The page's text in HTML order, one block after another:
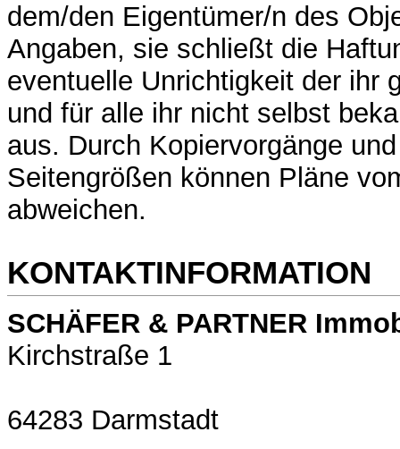
dem/den Eigentümer/n des
Angaben, sie schließt die
eventuelle Unrichtigkeit der ihr
und für alle ihr nicht selbst
aus. Durch Kopiervorgänge
Seitengrößen können Pläne
abweichen.
KONTAKTINFORMATION
SCHÄFER & PARTNER
Kirchstraße 1
64283 Darmstadt